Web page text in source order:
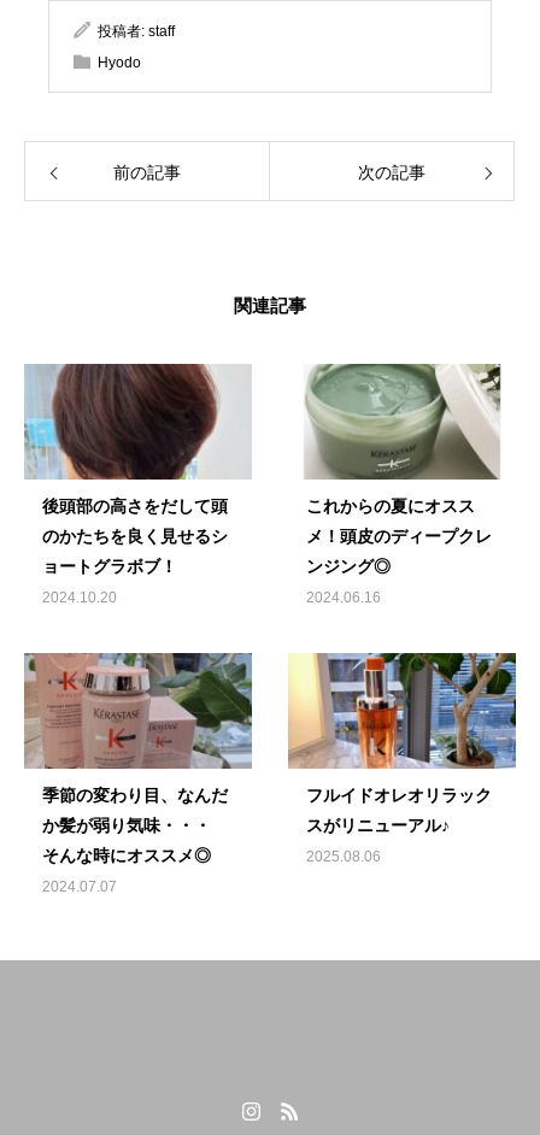
投稿者: staff
Hyodo
前の記事 次の記事
関連記事
後頭部の高さをだして頭
のかたちを良く見せるシ
ョートグラボブ！
2024.10.20
これからの夏にオスス
メ！頭皮のディープクレ
ンジング◎
2024.06.16
季節の変わり目、なんだ
か髪が弱り気味・・・
そんな時にオススメ◎
2024.07.07
フルイドオレオリラック
スがリニューアル♪
2025.08.06